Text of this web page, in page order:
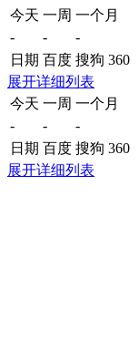
今天 一周 一个月
-
-
-
日期 百度 搜狗 360
展开详细列表
今天 一周 一个月
-
-
-
日期 百度 搜狗 360
展开详细列表